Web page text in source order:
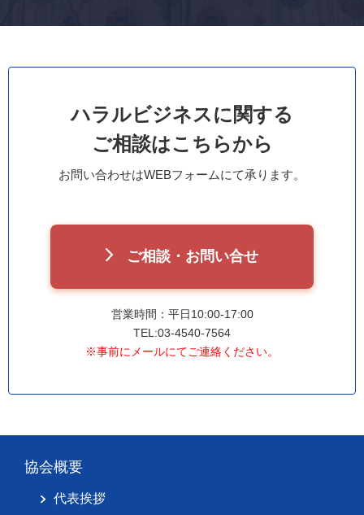
ハラルビジネスに関する
ご相談はこちらから
お問い合わせはWEBフォームにて承ります。
ご相談・お問い合せ
営業時間：平日10:00-17:00
TEL:03-4540-7564
※事前にメールにてご連絡ください。
協会概要
代表挨拶